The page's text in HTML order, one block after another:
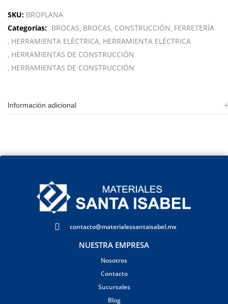
SKU: BROPLANA
Categorías: BROCAS BROCAS CONSTRUCCIÓN FERRETERÍA
HERRAMIENTA ELÉCTRICA HERRAMIENTA ELÉCTRICA
HERRAMIENTAS DE CONSTRUCCIÓN
HERRAMIENTAS DE CONSTRUCCIÓN
Información adicional
contacto@materialessantaisabel.mx
NUESTRA EMPRESA
Nosotros
Contacto
Sucursales
Blog